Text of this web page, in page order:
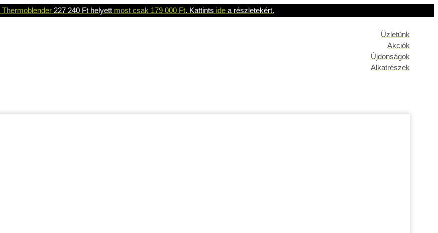
Thermoblender227 240 Ft helyett most csak 179 000 Ft. Kattints idea részletekért.
Üzletünk
Akciók
Újdonságok
Alkatrészek